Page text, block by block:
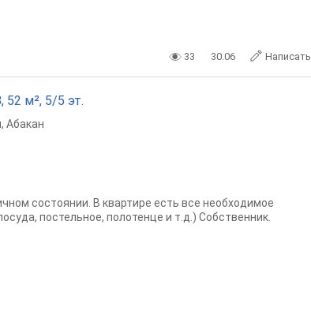
33 30.06 Написать
52 м², 5/5 эт.
, Абакан
состоянии. В квартире есть все необходимое
постельное, полотенце и т.д.) Собственник.